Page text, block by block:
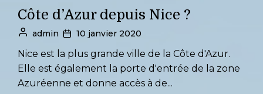
Côte d’Azur depuis Nice ?
admin 10 janvier 2020
Nice est la plus grande ville de la Côte d'Azur.
Elle est également la porte d'entrée de la zone
Azuréenne et donne accès à de...